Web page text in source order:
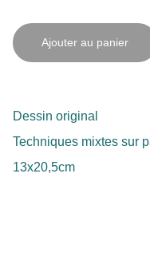
Ajouter au panier
Dessin original
Techniques mixtes sur
13x20,5cm